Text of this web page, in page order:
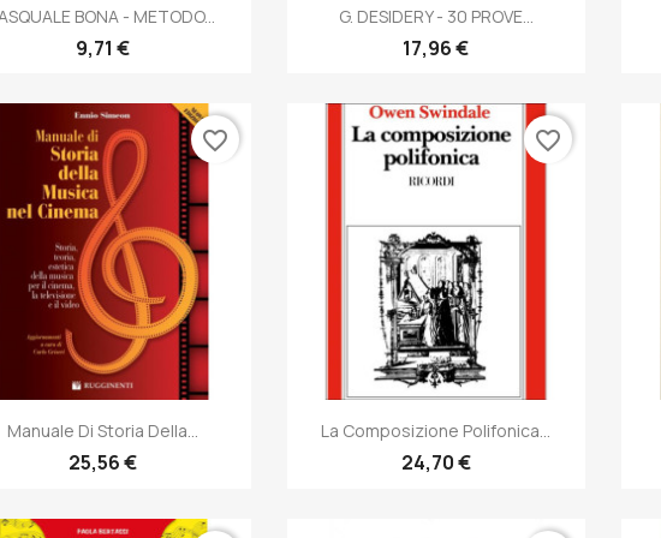
Anteprima
BONA - METODO...
9,71 €
Anteprima
G. DESIDERY - 30 PROVE...
17,96 €
Anteprima
Manuale Di Storia Della...
25,56 €
favorite_border
Anteprima
La Composizione Polifonica...
24,70 €
favorite_border